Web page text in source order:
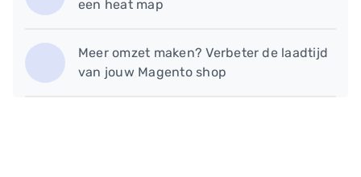
een heat map
Meer omzet maken? Verbeter de laadtijd
van jouw Magento shop